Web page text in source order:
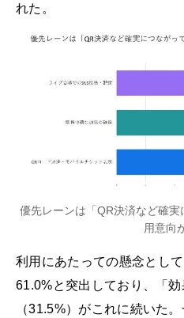
れた。
優先レーンは「QR決済など確
用意向
利用にあたっての懸念とし
61.0%と突出しており、「効
（31.5%）がこれに続いた